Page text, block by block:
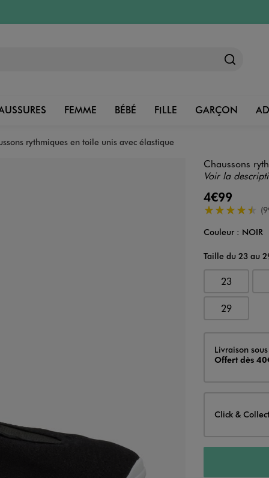
FEMME BÉBÉ FILLE GARÇON
rythmiques en toile unis avec élastique
Chaussons
Voir la
4€99
4.5/5 de
Couleur
Couleur : NOIR
Taille du 23 au
23
29
Livraison
Livraison
Offert dès
Click &